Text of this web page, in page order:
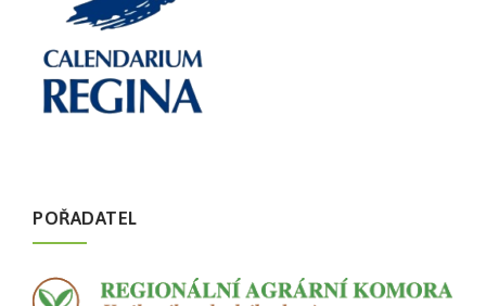
POŘADATEL